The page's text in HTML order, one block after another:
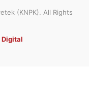
(KNPK). All Rights